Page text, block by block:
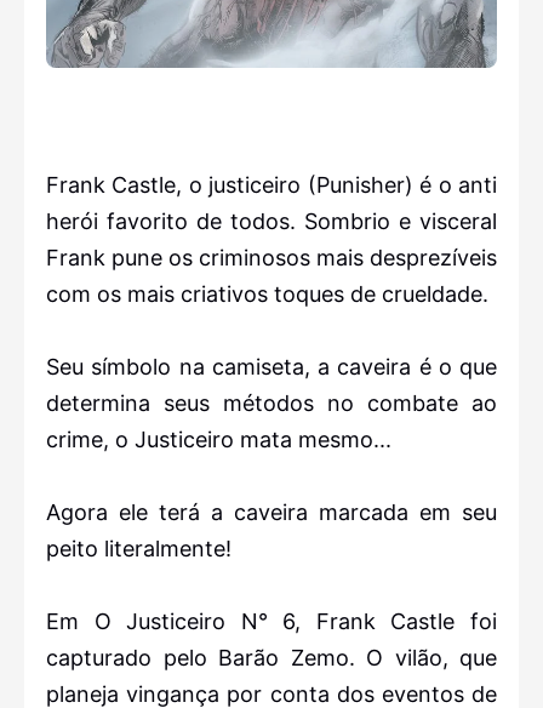
Frank Castle, o justiceiro (Punisher) é o anti
herói favorito de todos. Sombrio e visceral
Frank pune os criminosos mais desprezíveis
com os mais criativos toques de crueldade.
Seu símbolo na camiseta, a caveira é o que
determina seus métodos no combate ao
crime, o Justiceiro mata mesmo...
Agora ele terá a caveira marcada em seu
peito literalmente!
Em O Justiceiro N° 6, Frank Castle foi
capturado pelo Barão Zemo. O vilão, que
planeja vingança por conta dos eventos de